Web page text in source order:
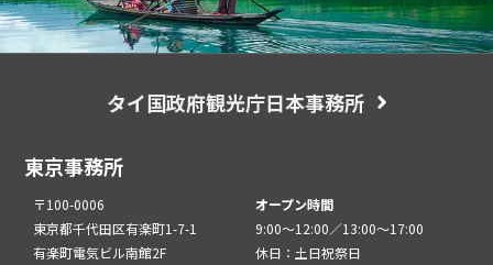
タイ国政府観光庁日本事務所
東京事務所
〒100-0006
東京都千代田区有楽町1-7-1
有楽町電気ビル南館2F
オープン時間
9:00～12:00／13:00～17:00
休日：土日祝祭日